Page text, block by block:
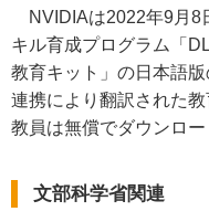
NVIDIAは2022年9月8
キル育成プログラム「
教育キット」の日本語
連携により翻訳された
教員は無償でダウンロー
文部科学省関連